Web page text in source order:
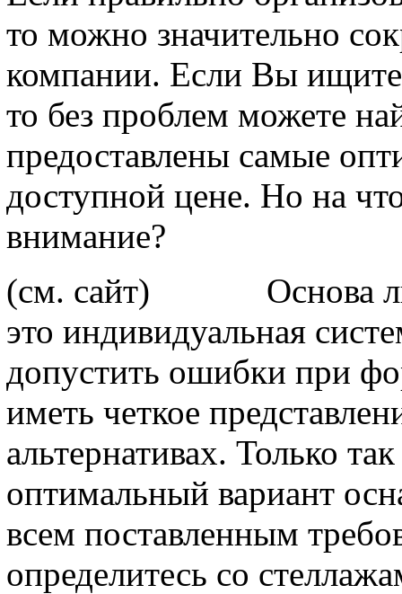
то можно значительно
компании. Если Вы
то без проблем можете
предоставлены самые
доступной цене. Но на
внимание?
(см. сайт) Основа
это индивидуальная
допустить ошибки при
иметь четкое
альтернативах. Только
оптимальный вариант
всем поставленным
определитесь со